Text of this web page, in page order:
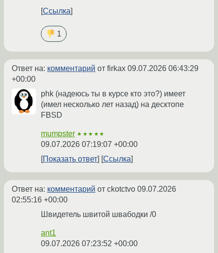
Ссылка
1
Ответ на: комментарий от firkax 09.07.2026 06:43:29
+00:00
phk (надеюсь ты в курсе кто это?) имеет
(имел несколько лет назад) на десктопе
FBSD
mumpster ★★★★★
09.07.2026 07:19:07 +00:00
Показать ответ
Ссылка
Ответ на: комментарий от ckotctvo 09.07.2026
02:55:16 +00:00
Швидетель швитой швабодки /0
ant1
09.07.2026 07:23:52 +00:00